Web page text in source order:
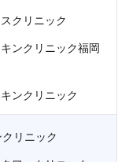
クリニック
ンクリニック福岡
ンクリニック
リニック